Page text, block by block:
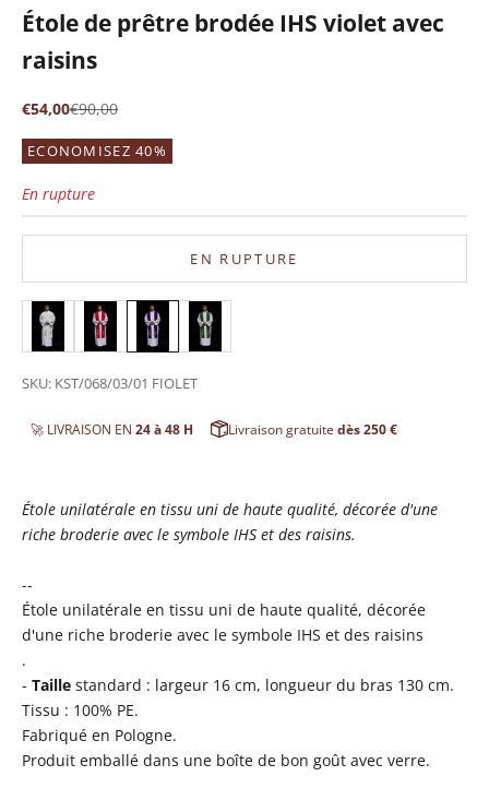
Étole de prêtre brodée IHS violet avec
raisins
Prix de vente
€54,00Prix normal
€90,00
ECONOMISEZ 40%
En rupture
EN RUPTURE
SKU: KST/068/03/01 FIOLET
🚀 LIVRAISON EN 24 à 48 H Livraison gratuite dès 250 €
Étole unilatérale en tissu uni de haute qualité, décorée d'une
riche broderie avec le symbole IHS et des raisins.
--
Étole unilatérale en tissu uni de haute qualité, décorée
d'une riche broderie avec le symbole IHS et des raisins
.
- Taille standard : largeur 16 cm, longueur du bras 130 cm.
Tissu : 100% PE.
Fabriqué en Pologne.
Produit emballé dans une boîte de bon goût avec verre.